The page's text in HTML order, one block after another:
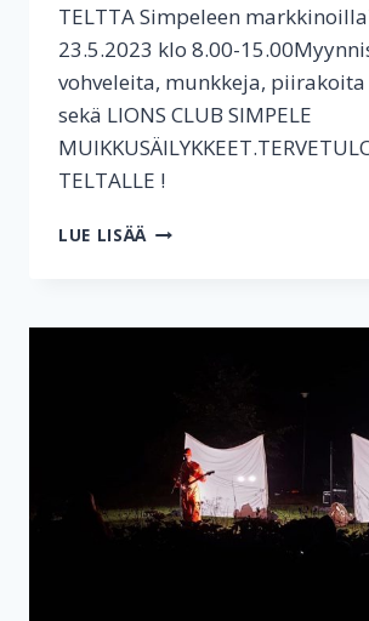
TELTTA Simpeleen
23.5.2023 klo 8.00-
vohveleita, munkkeja,
sekä LIONS CLUB SIMPELE
TELTALLE !
LUE LISÄÄ KEVÄT